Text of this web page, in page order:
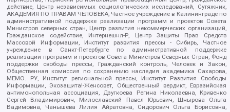
действие, Центр независимых социологических исследований, Сутяжник,
АКАДЕМИЯ ПО ПРАВАМ ЧЕЛОВЕКА, Частное учреждение в Калининграде по
административной поддержке реализации программ и проектов Совета
Министров северных стран, Центр развития некоммерческих организаций,
Гражданское содействие, Интернешнл-Р, Центр Защиты Прав Средств
Массовой Информации, Институт развития прессы - Сибирь, Частное
учреждение в Санкт-Петербурге по административной поддержке
реализации программ и проектов Совета Министров Северных Стран, Фонд
поддержки свободы прессы, Гражданский контроль, Человек и Закон,
Общественная комиссия по сохранению наследия академика Сахарова,
МЕМО. РУ, Институт региональной прессы, Институт Развития Свободы
Информации, Экозащита!-Женсовет, Общественный вердикт, Евразийская
антимонопольная ассоциация, Дзугкоева Регина Николаевна, Кривенко
Сергей Владимирович, Милославский Павел Юрьевич, Шнырова Ольга
Вадимовна, Чанышева Лилия Айратовна, Сидорович Ольга Борисовна,